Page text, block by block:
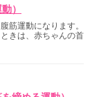
）
筋運動になります。
きは、赤ちゃんの首